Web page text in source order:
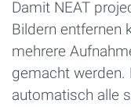
Damit NEAT
Bildern entfernen
mehrere
gemacht werden.
automatisch alle